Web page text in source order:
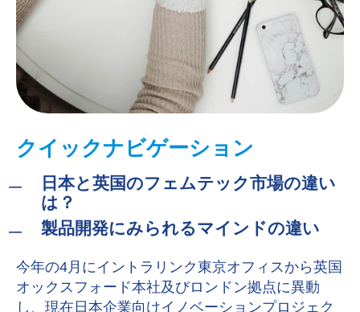
クイックナビゲーション
日本と英国のフェムテック市場の違い
は？
製品開発にみられるマインドの違い
今年の4月にイントラリンク東京オフィスから英国
オックスフォード本社及びロンドン拠点に異動
し、現在日本企業向けイノベーションプロジェク